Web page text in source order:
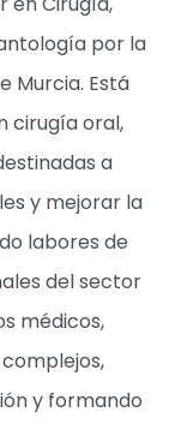
por la
Murcia. Está
cirugía oral,
a
y mejorar la
labores de
del sector
médicos,
y formando